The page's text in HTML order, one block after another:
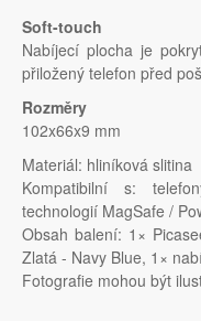
Soft-touch
Nabíjecí plocha je
přiložený telefon před
Rozměry
102x66x9 mm
Materiál: hliníková slitina
Kompatibilní s:
technologií MagSafe /
Obsah balení: 1×
Zlatá - Navy Blue, 1×
Fotografie mohou být